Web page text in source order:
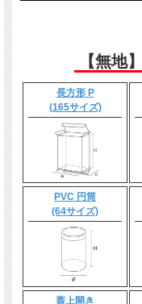
【無地
長方形 P
(165サイズ)
PVC 円筒
(64サイズ)
蓋上開き